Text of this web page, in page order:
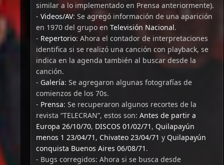
similar a lo implementado en Prensa anteriormente).
-Videos/AV: Se agregó información de una aparición
en 1970 del grupo enTelevisión Nacional.
- Repertorio: Ahora el contador de interpretaciones
identifica si se realizó una canción con playback, se
indica en la agenda también al buscar desde la
canción.
- Galería: Se agregaron algunas fotografías de
comienzos de los 70s.
- Prensa: Se recuperaron algunos recortes de la
revista “TELECRAN”, estos son:Antes de partir a
Europa 26/10/70, DISCOS 01/02/71 , Quilapayún
menos 1 23/04/71 , Chivateo 23/04/71 yQuilapayún
conquista Buenos Aires 06/08/71 .
- Bugs corregidos: Ahora si se busca desde